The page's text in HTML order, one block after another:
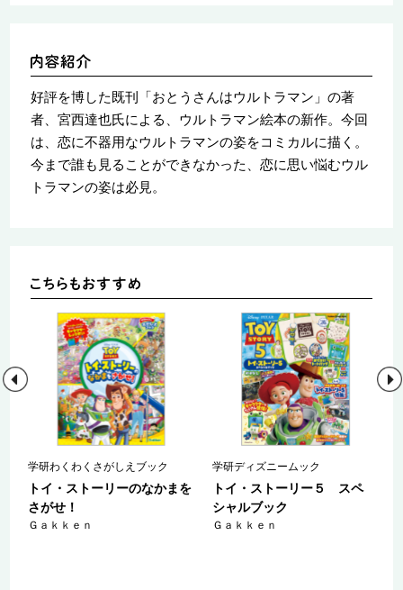
好評を博した既刊「おとうさんはウルトラマン」の著
者、宮西達也氏による、ウルトラマン絵本の新作。今回
は、恋に不器用なウルトラマンの姿をコミカルに描く。
今まで誰も見ることができなかった、恋に思い悩むウル
トラマンの姿は必見。
学研わくわくさがしえブック
トイ・ストーリーのなかまを
さがせ！
Ｇａｋｋｅｎ
学研ディズニームック
トイ・ストーリー５ スペ
シャルブック
Ｇａｋｋｅｎ